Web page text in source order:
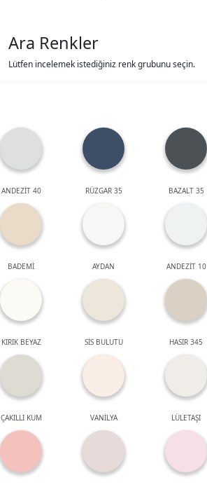
Ara Renkler
Lütfen incelemek istediğiniz renk grubunu seçin.
ANDEZİT 40 RÜZGAR 35 BAZALT 35
BADEMİ AYDAN ANDEZİT 10
KIRIK BEYAZ SİS BULUTU HASIR 345
ÇAKILLI KUM VANİLYA LÜLETAŞI